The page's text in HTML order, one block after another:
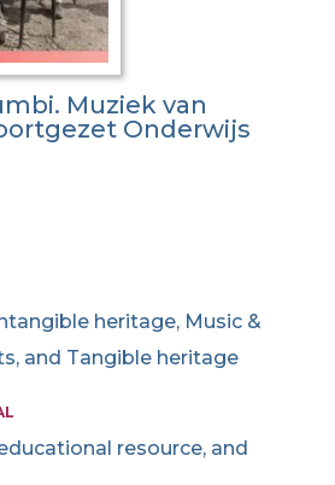
Muziek van
Onderwijs
heritage, Music &
and Tangible heritage
resource, and